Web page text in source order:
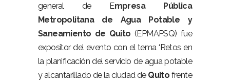
general de Empresa Pública
Metropolitana de Agua Potable y
Saneamiento de Quito (EPMAPSQ) fue
expositor del evento con el tema ‘Retos en
la planificación del servicio de agua potable
y alcantarillado de la ciudad de Quito frente